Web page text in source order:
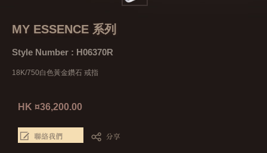
MY ESSENCE 系列
Style Number : H06370R
18K/750白色黃金鑽石 戒指
HK ¤36,200.00